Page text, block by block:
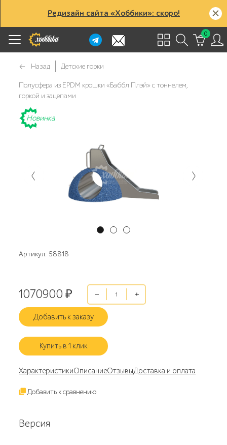
Редизайн сайта «Хоббики»: скоро!
0
Назад Детские горки
Полусфера из EPDM крошки «Баббл Плэй» с тоннелем,
горкой и зацепами
Новинка
Артикул: 58818
1070900 ₽
Добавить к заказу
Купить в 1 клик
ХарактеристикиОписаниеОтзывыДоставка и оплата
Добавить к сравнению
Версия